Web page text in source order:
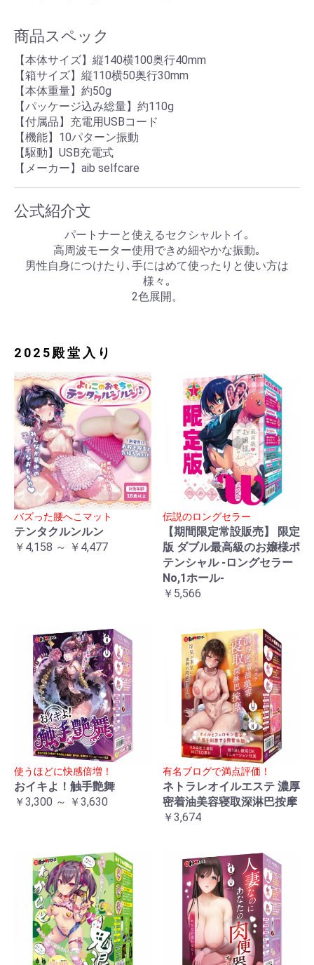
商品スペック
【本体サイズ】縦140横100奥行40mm
【箱サイズ】縦110横50奥行30mm
【本体重量】約50g
【パッケージ込み総量】約110g
【付属品】充電用USBコード
【機能】10パターン振動
【駆動】USB充電式
【メーカー】aib selfcare
公式紹介文
パートナーと使えるセクシャルトイ｡
高周波モーター使用できめ細やかな振動｡
男性自身につけたり､手にはめて使ったりと使い方は
様々｡
2色展開。
2025殿堂入り
バズった腰へこマット
テンタクルンルン
￥4,158 ～ ￥4,477
伝説のロングセラー
【期間限定常設販売】 限定
版 ダブル最高級のお嬢様ポ
テンシャル -ロングセラー
No,1ホール-
￥5,566
使うほどに快感倍増！
おイキよ！触手艶舞
￥3,300 ～ ￥3,630
有名ブログで満点評価！
ネトラレオイルエステ 濃厚
密着油美容寝取深淋巴按摩
￥3,674